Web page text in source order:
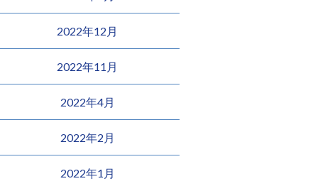
2022年12月
2022年11月
2022年4月
2022年2月
2022年1月